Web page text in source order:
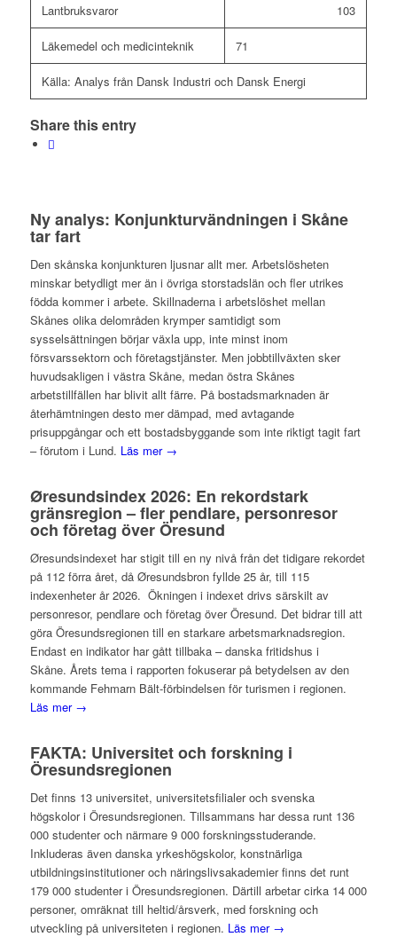
Lantbruksvaror 103
Läkemedel och medicinteknik 71
Källa: Analys från Dansk Industri och Dansk Energi
Share this entry
Ny analys: Konjunkturvändningen i Skåne
tar fart
Den skånska konjunkturen ljusnar allt mer. Arbetslösheten
minskar betydligt mer än i övriga storstadslän och fler utrikes
födda kommer i arbete. Skillnaderna i arbetslöshet mellan
Skånes olika delområden krymper samtidigt som
sysselsättningen börjar växla upp, inte minst inom
försvarssektorn och företagstjänster. Men jobbtillväxten sker
huvudsakligen i västra Skåne, medan östra Skånes
arbetstillfällen har blivit allt färre. På bostadsmarknaden är
återhämtningen desto mer dämpad, med avtagande
prisuppgångar och ett bostadsbyggande som inte riktigt tagit fart
– förutom i Lund. Läs mer →
Øresundsindex 2026: En rekordstark
gränsregion – fler pendlare, personresor
och företag över Öresund
Øresundsindexet har stigit till en ny nivå från det tidigare rekordet
på 112 förra året, då Øresundsbron fyllde 25 år, till 115
indexenheter år 2026. Ökningen i indexet drivs särskilt av
personresor, pendlare och företag över Öresund. Det bidrar till att
göra Öresundsregionen till en starkare arbetsmarknadsregion.
Endast en indikator har gått tillbaka – danska fritidshus i
Skåne. Årets tema i rapporten fokuserar på betydelsen av den
kommande Fehmarn Bält-förbindelsen för turismen i regionen.
Läs mer →
FAKTA: Universitet och forskning i
Öresundsregionen
Det finns 13 universitet, universitetsfilialer och svenska
högskolor i Öresundsregionen. Tillsammans har dessa runt 136
000 studenter och närmare 9 000 forskningsstuderande.
Inkluderas även danska yrkeshögskolor, konstnärliga
utbildningsinstitutioner och näringslivsakademier finns det runt
179 000 studenter i Öresundsregionen. Därtill arbetar cirka 14 000
personer, omräknat till heltid/årsverk, med forskning och
utveckling på universiteten i regionen. Läs mer →